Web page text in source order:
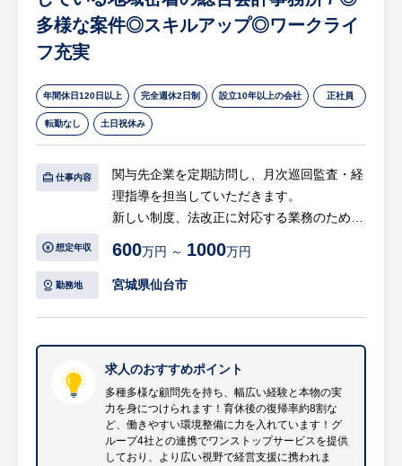
観客動員数は毎年更新しており高まる人気と
共に、多くのファンの後押しを受け、東北に
ジできる環境があります。
「東北、日本、世界を、もっと元気にした
い」「ワクワクする仕事に携わりたい」「仕
い」そんな熱い想いのある皆さんのご応募を
お待ちしております。
※詳細は面談時にお伝えします
多様な案件◎スキルアップ◎ワークライ
フ充実
年間休日120日以上 完全週休2日制 設立10年以上の会社 正社員
転勤なし 土日祝休み
仕事内容
関与先企業を定期訪問し、月次巡回監査・経
理指導を担当していただきます。
新しい制度、法改正に対応する業務のため、
【具体的には…】
・各種コンサルタント業務（業務改善・経営
改善の指導、事業計画の策定支援など）
・公認会計士共同事務所での会計監査業務
（※税務業務がメインとなります）
※グループ内に公認会計士共同事務所があ
り、会計監査業務にも携わっていただきます
想定年収 600万円 ～ 1000万円
勤務地 宮城県仙台市
求人のおすすめポイント
多種多様な顧問先を持ち、幅広い経験と本物の実
力を身につけられます！育休後の復帰率約8割な
ど、働きやすい環境整備に力を入れています！グ
ループ4社との連携でワンストップサービスを提供
しており、より広い視野で経営支援に携われま